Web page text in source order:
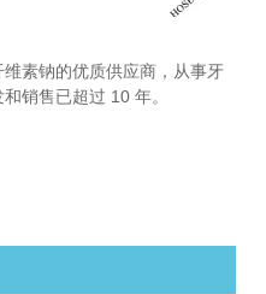
素钠的优质供应商，从事牙
销售已超过 10 年。